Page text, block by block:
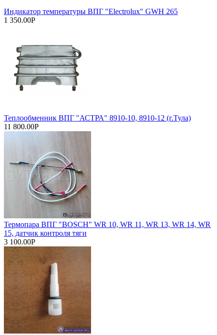
Индикатор температуры ВПГ "Electrolux" GWH 265
1 350.00Р
Теплообменник ВПГ "АСТРА" 8910-10, 8910-12 (г.Тула)
11 800.00Р
Термопара ВПГ "BOSCH" WR 10, WR 11, WR 13, WR 14, WR
15, датчик контроля тяги
3 100.00Р